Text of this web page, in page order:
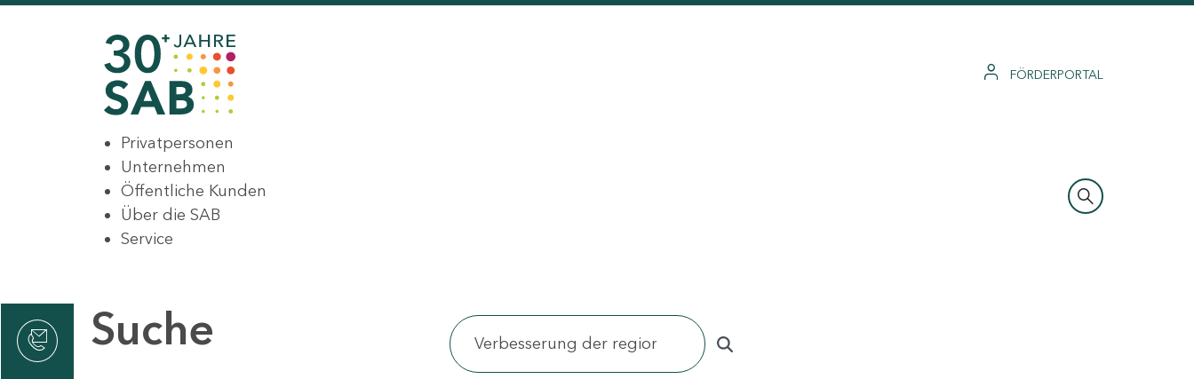
FÖRDERPORTAL
Privatpersonen
Unternehmen
Öffentliche Kunden
Über die SAB
Service
Suche